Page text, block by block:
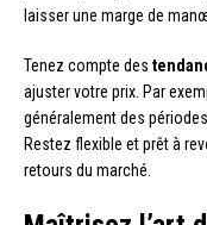
laisser une marge de
Tenez compte des
ajuster votre prix. Par
généralement des
Restez flexible et prêt à
retours du marché.